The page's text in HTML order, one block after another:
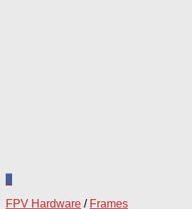
2
FPV Hardware / Frames